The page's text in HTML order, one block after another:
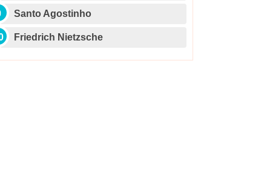
Santo Agostinho
Friedrich Nietzsche